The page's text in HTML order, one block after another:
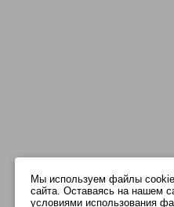
Мы используем файлы
сайта. Оставаясь на нашем
условиями использования